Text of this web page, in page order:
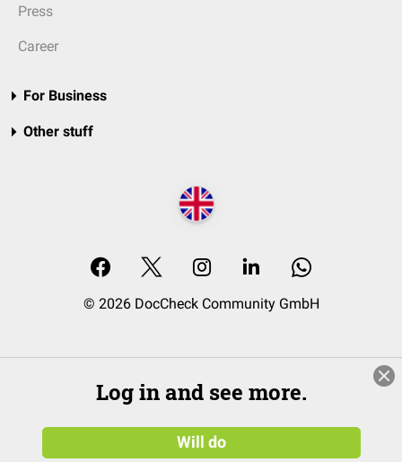
Press
Career
For Business
Other stuff
© 2026 DocCheck Community GmbH
Log in and see more.
Will do